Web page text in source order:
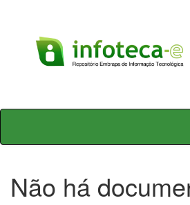
Skip
Não há